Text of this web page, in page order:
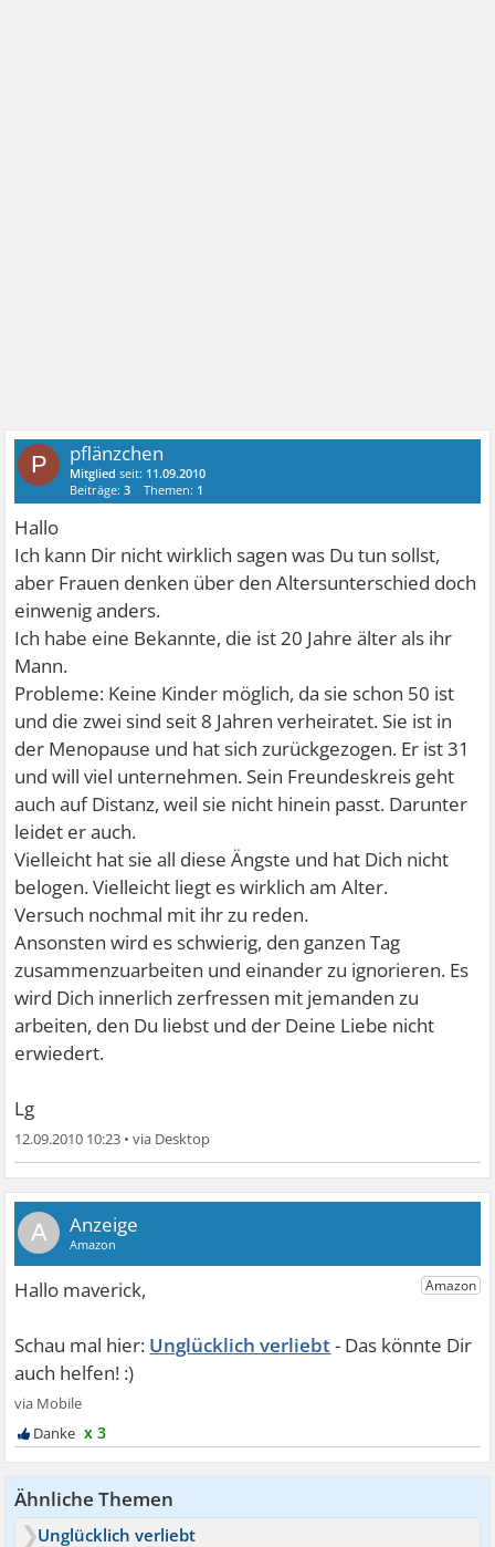
P pflänzchen
Mitglied seit: 11.09.2010
Beiträge:3 Themen: 1
Hallo
Ich kann Dir nicht wirklich sagen was Du tun sollst,
aber Frauen denken über den Altersunterschied doch
einwenig anders.
Ich habe eine Bekannte, die ist 20 Jahre älter als ihr
Mann.
Probleme: Keine Kinder möglich, da sie schon 50 ist
und die zwei sind seit 8 Jahren verheiratet. Sie ist in
der Menopause und hat sich zurückgezogen. Er ist 31
und will viel unternehmen. Sein Freundeskreis geht
auch auf Distanz, weil sie nicht hinein passt. Darunter
leidet er auch.
Vielleicht hat sie all diese Ängste und hat Dich nicht
belogen. Vielleicht liegt es wirklich am Alter.
Versuch nochmal mit ihr zu reden.
Ansonsten wird es schwierig, den ganzen Tag
zusammenzuarbeiten und einander zu ignorieren. Es
wird Dich innerlich zerfressen mit jemanden zu
arbeiten, den Du liebst und der Deine Liebe nicht
erwiedert.
Lg
12.09.2010 10:23 •
A
Unglücklich verliebt
x 3
Ähnliche Themen
Unglücklich verliebt